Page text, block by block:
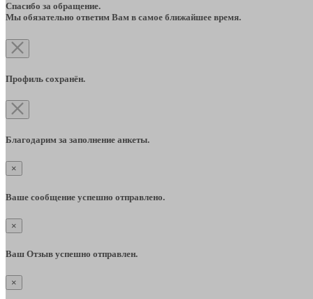
Спасибо за обращение.
Мы обязательно ответим Вам в самое ближайшее время.
Профиль сохранён.
Благодарим за заполнение анкеты.
×
Ваше сообщение успешно отправлено.
×
Ваш Отзыв успешно отправлен.
×